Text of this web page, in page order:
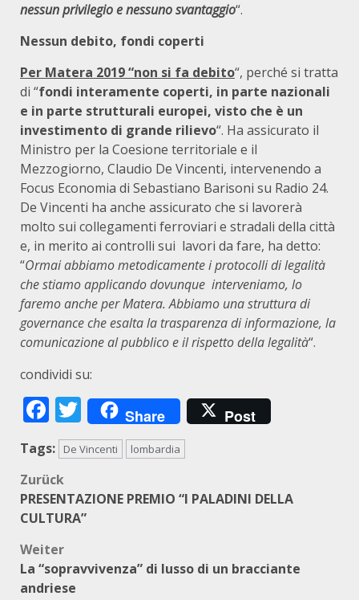
nessun privilegio e nessuno svantaggio“.
Nessun debito, fondi coperti
Per Matera 2019 “non si fa debito“, perché si tratta
di “fondi interamente coperti, in parte nazionali
e in parte strutturali europei, visto che è un
investimento di grande rilievo“. Ha assicurato il
Ministro per la Coesione territoriale e il
Mezzogiorno, Claudio De Vincenti, intervenendo a
Focus Economia di Sebastiano Barisoni su Radio 24.
De Vincenti ha anche assicurato che si lavorerà
molto sui collegamenti ferroviari e stradali della città
e, in merito ai controlli sui lavori da fare, ha detto:
“Ormai abbiamo metodicamente i protocolli di legalità
che stiamo applicando dovunque interveniamo, lo
faremo anche per Matera. Abbiamo una struttura di
governance che esalta la trasparenza di informazione, la
comunicazione al pubblico e il rispetto della legalità“.
condividi su:
Facebook
Twitter
Share Post
Tags: De Vincenti lombardia
Beitragsnavigation
Zurück
PRESENTAZIONE PREMIO “I PALADINI DELLA
CULTURA”
Weiter
La “sopravvivenza” di lusso di un bracciante
andriese